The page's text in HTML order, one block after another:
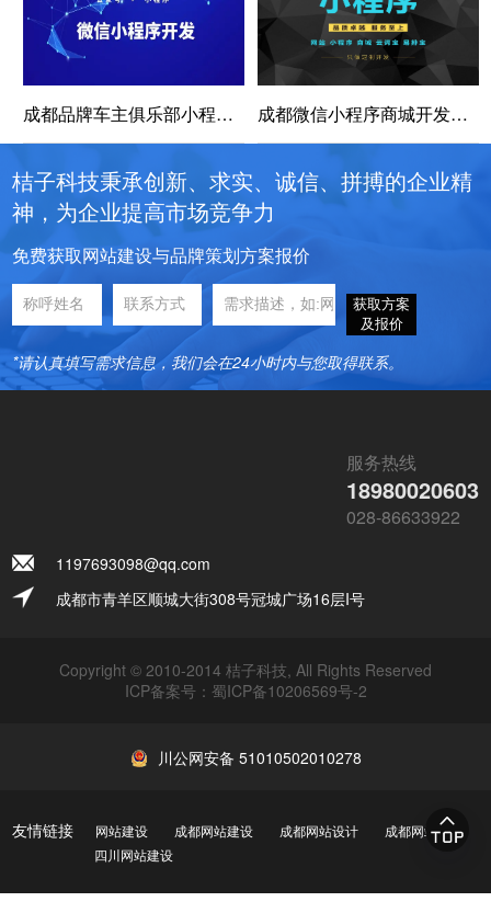
成都品牌车主俱乐部小程序开发，玩转私域流量 成都微信小程序商城开发制作的优势有哪些？
桔子科技秉承创新、求实、诚信、拼搏的企业精
神，为企业提高市场竞争力
免费获取网站建设与品牌策划方案报价
获取方案
及报价
*请认真填写需求信息，我们会在24小时内与您取得联系。
服务热线
18980020603
028-86633922
1197693098@qq.com
成都市青羊区顺城大街308号冠城广场16层I号
Copyright © 2010-2014 桔子科技, All Rights Reserved
ICP备案号： 蜀ICP备10206569号-2
川公网安备 51010502010278
友情链接 网站建设 成都网站建设 成都网站设计
成都网站制作
四川网站建设